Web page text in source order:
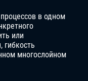
в одном
или
гибкость
многослойном